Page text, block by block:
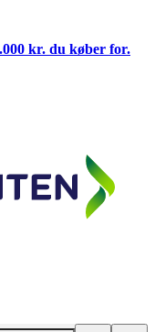
kr. du køber for.